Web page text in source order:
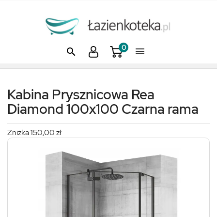
 0
Kabina Prysznicowa Rea
Diamond 100x100 Czarna rama
Zniżka 150,00 zł